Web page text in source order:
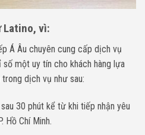
Latino, vì:
Á Âu chuyên cung cấp dịch vụ
một uy tín cho khách hàng lựa
dịch vụ như sau:
30 phút kể từ khi tiếp nhận yêu
Hồ Chí Minh.